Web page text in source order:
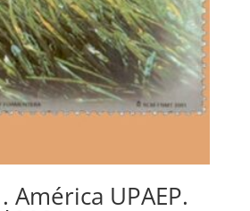
América UPAEP.